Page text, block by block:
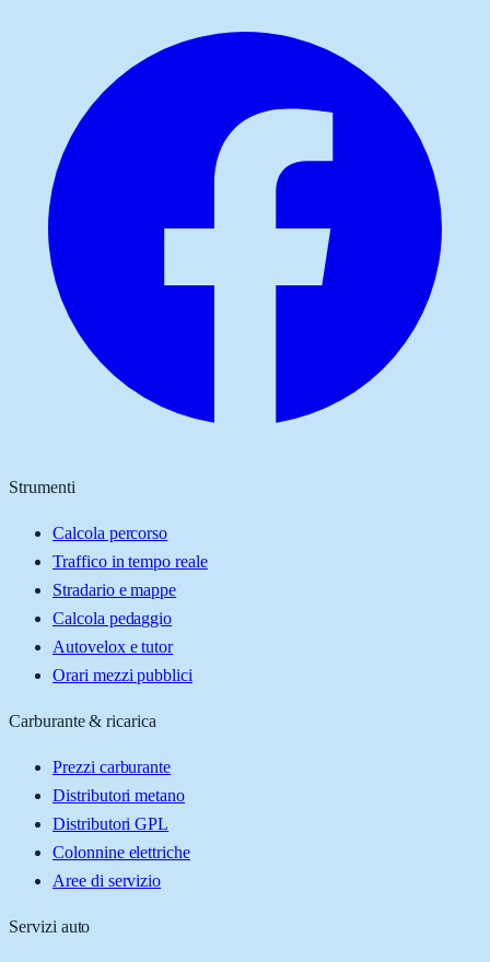
Strumenti
Calcola percorso
Traffico in tempo reale
Stradario e mappe
Calcola pedaggio
Autovelox e tutor
Orari mezzi pubblici
Carburante & ricarica
Prezzi carburante
Distributori metano
Distributori GPL
Colonnine elettriche
Aree di servizio
Servizi auto